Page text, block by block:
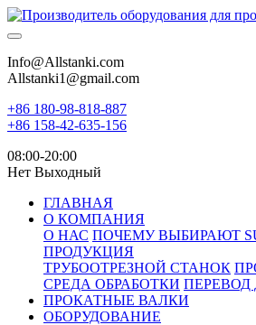
Info@Allstanki.com
Allstanki1@gmail.com
+86 180-98-818-887
+86 158-42-635-156
08:00-20:00
Нет Выходный
ГЛАВНАЯ
О КОМПАНИЯ
О НАС ПОЧЕМУ ВЫБИРАЮТ
ПРОДУКЦИЯ
ТРУБООТРЕЗНОЙ СТАНОК
СРЕДА ОБРАБОТКИ ПЕРЕВОД
ПРОКАТНЫЕ ВАЛКИ
ОБОРУДОВАНИЕ